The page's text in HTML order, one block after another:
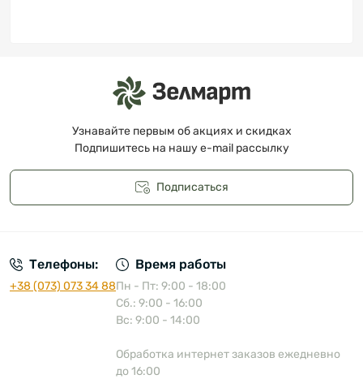
Узнавайте первым об акциях и скидках
Подпишитесь на нашу e-mail рассылку
Подписаться
Телефоны:
+38 (073) 073 34 88
Время работы
Пн - Пт: 9:00 - 18:00
Сб.: 9:00 - 16:00
Вс: 9:00 - 14:00
Обработка интернет заказов ежедневно
до 16:00